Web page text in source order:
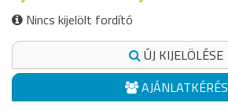
Nincs kijelölt fordító
ÚJ KIJELÖLÉSE
AJÁNLATKÉRÉS